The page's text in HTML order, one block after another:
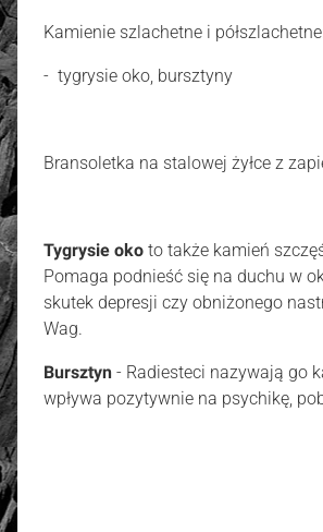
Kamienie szlachetne i
- tygrysie oko, bursztyny
Bransoletka na stalowej żyłce z
Tygrysie oko to także kamień
Pomaga podnieść się na duchu w
skutek depresji czy obniżonego
Wag.
Bursztyn - Radiesteci nazywają go
wpływa pozytywnie na psychikę,